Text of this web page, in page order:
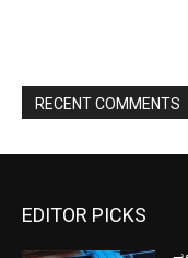
RECENT COMMENTS
EDITOR PICKS